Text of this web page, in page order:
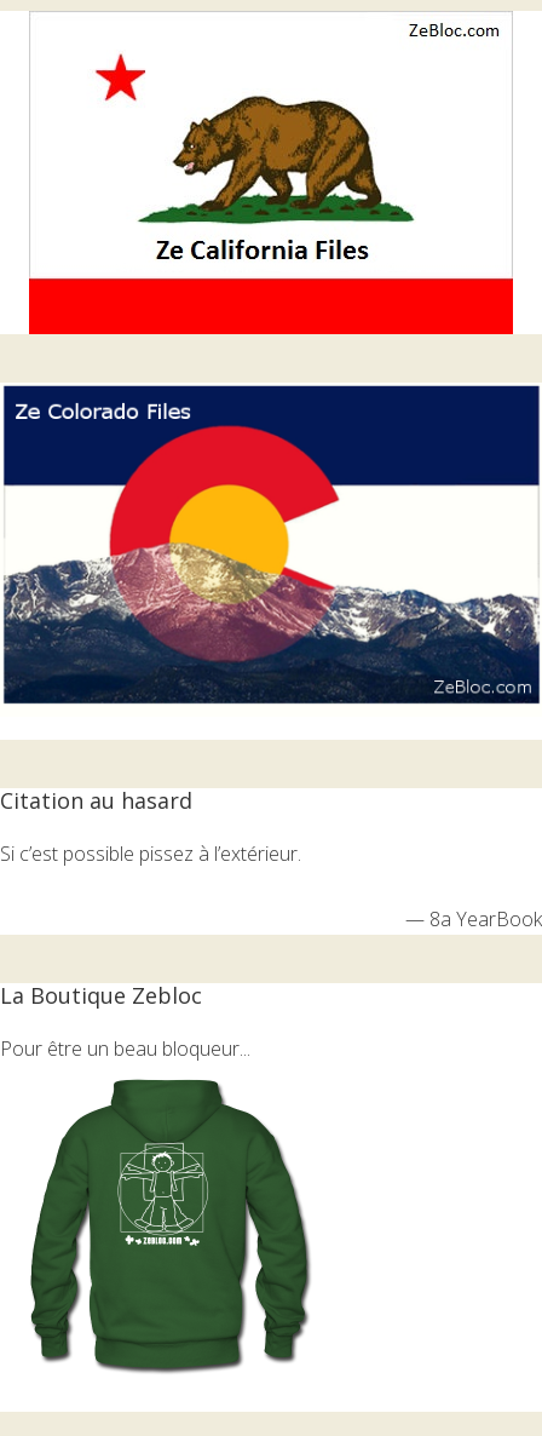
latérale
Citation au hasard
Si c’est possible pissez à l’extérieur.
— 8a YearBook
La Boutique Zebloc
Pour être un beau bloqueur...